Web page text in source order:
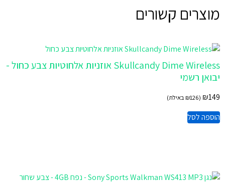
מוצרים קשורים
Skullcandy Dime Wireless אוזניות אלחוטיות צבע כחול -
יבואן רשמי
₪149
(
₪126 באילת)
הוספה לסל